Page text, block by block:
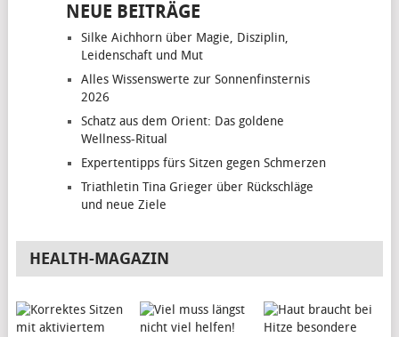
NEUE BEITRÄGE
Silke Aichhorn über Magie, Disziplin,
Leidenschaft und Mut
Alles Wissenswerte zur Sonnenfinsternis
2026
Schatz aus dem Orient: Das goldene
Wellness-Ritual
Expertentipps fürs Sitzen gegen Schmerzen
Triathletin Tina Grieger über Rückschläge
und neue Ziele
HEALTH-MAGAZIN